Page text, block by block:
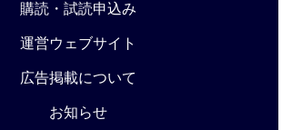
購読・試読申込み
運営ウェブサイト
広告掲載について
お知らせ